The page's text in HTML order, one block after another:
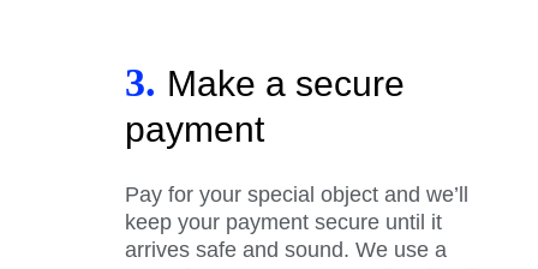
3. Make a secure
payment
Pay for your special object and we’ll
keep your payment secure until it
arrives safe and sound. We use a